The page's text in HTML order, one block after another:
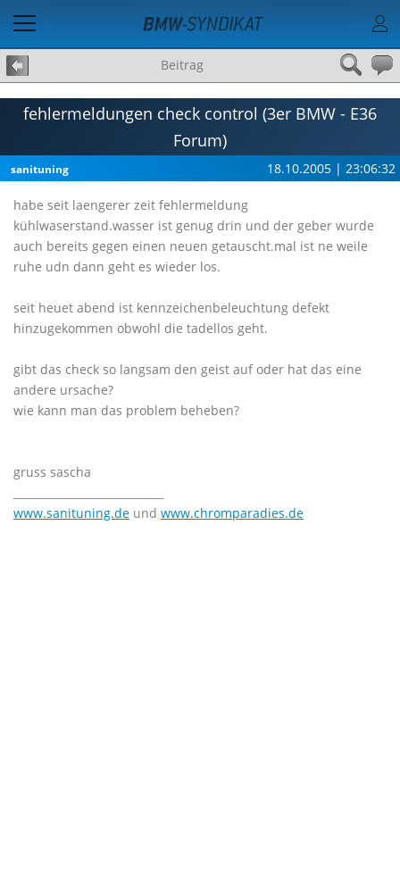
Beitrag
fehlermeldungen check control (3er BMW - E36
Forum)
sanituning 18.10.2005 | 23:06:32
habe seit laengerer zeit fehlermeldung
kühlwaserstand.wasser ist genug drin und der geber wurde
auch bereits gegen einen neuen getauscht.mal ist ne weile
ruhe udn dann geht es wieder los.
seit heuet abend ist kennzeichenbeleuchtung defekt
hinzugekommen obwohl die tadellos geht.
gibt das check so langsam den geist auf oder hat das eine
andere ursache?
wie kann man das problem beheben?
gruss sascha
www.sanituning.de und www.chromparadies.de